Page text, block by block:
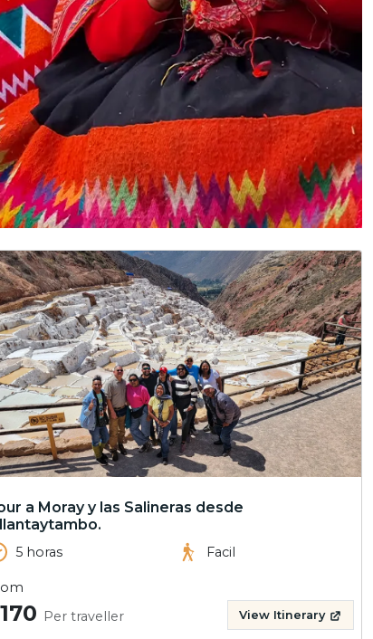
a Moray y las Salineras desde
5 horas Facil
Per traveller View Itinerary